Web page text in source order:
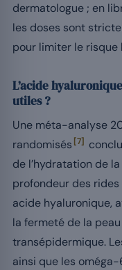
dermatologue ; en
les doses sont
pour limiter le
L’acide
utiles ?
Une méta-analyse
randomisés [7]
de l’hydratation de
profondeur des
acide hyaluronique,
la fermeté de la
transépidermique.
ainsi que les oméga-